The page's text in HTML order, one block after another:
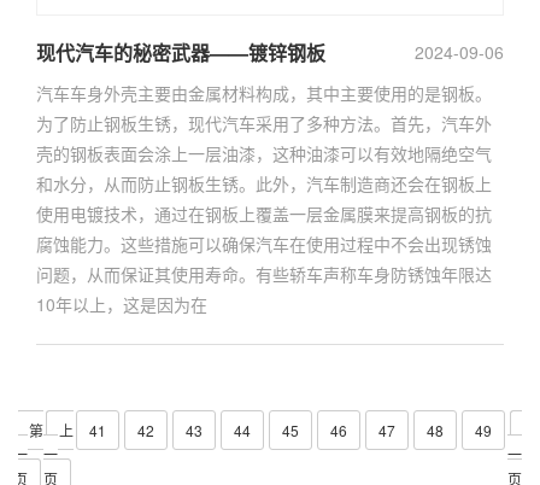
2024-09-06
现代汽车的秘密武器——镀锌钢板
汽车车身外壳主要由金属材料构成，其中主要使用的是钢板。
为了防止钢板生锈，现代汽车采用了多种方法。首先，汽车外
壳的钢板表面会涂上一层油漆，这种油漆可以有效地隔绝空气
和水分，从而防止钢板生锈。此外，汽车制造商还会在钢板上
使用电镀技术，通过在钢板上覆盖一层金属膜来提高钢板的抗
腐蚀能力。这些措施可以确保汽车在使用过程中不会出现锈蚀
问题，从而保证其使用寿命。有些轿车声称车身防锈蚀年限达
10年以上，这是因为在
第
一
页
上
一
页
41 42 43 44 45 46 47 48 49
一
页